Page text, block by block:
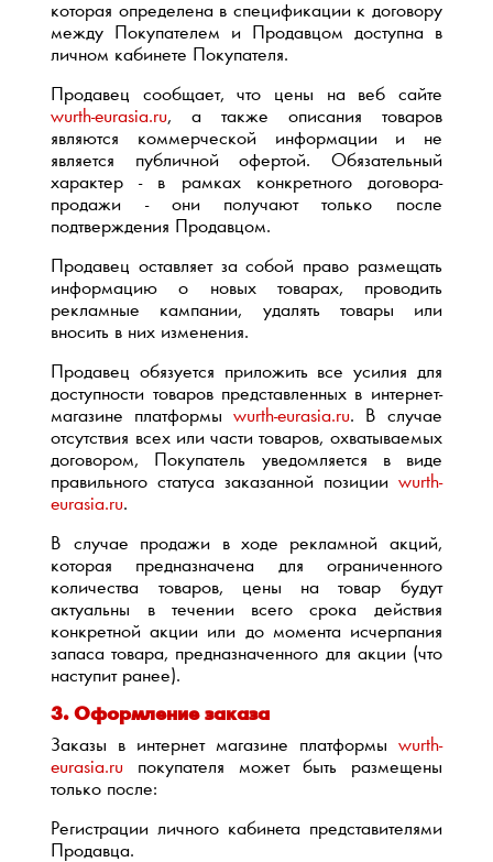
которая определена в спецификации к договору
между Покупателем и Продавцом доступна в
личном кабинете Покупателя.
Продавец сообщает, что цены на веб сайте
wurth-eurasia.ru, а также описания товаров
являются коммерческой информации и не
является публичной офертой. Обязательный
характер - в рамках конкретного договора-
продажи - они получают только после
подтверждения Продавцом.
Продавец оставляет за собой право размещать
информацию о новых товарах, проводить
рекламные кампании, удалять товары или
вносить в них изменения.
Продавец обязуется приложить все усилия для
доступности товаров представленных в интернет-
магазине платформы wurth-eurasia.ru. В случае
отсутствия всех или части товаров, охватываемых
договором, Покупатель уведомляется в виде
правильного статуса заказанной позиции wurth-
eurasia.ru.
В случае продажи в ходе рекламной акций,
которая предназначена для ограниченного
количества товаров, цены на товар будут
актуальны в течении всего срока действия
конкретной акции или до момента исчерпания
запаса товара, предназначенного для акции (что
наступит ранее).
3. Оформление заказа
Заказы в интернет магазине платформы wurth-
eurasia.ru покупателя может быть размещены
только после:
Регистрации личного кабинета представителями
Продавца.